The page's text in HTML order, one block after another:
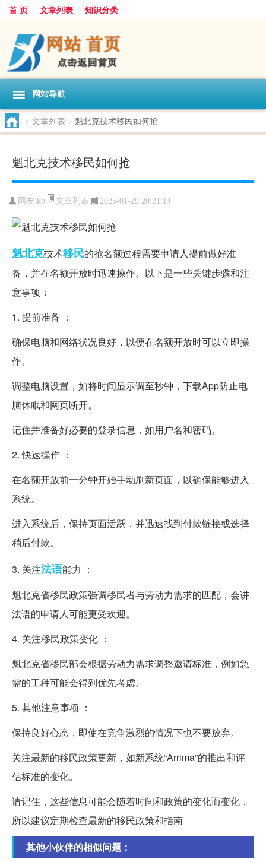
首 页 文章列表 知识分类
网站导航
> 文章列表 > 魁北克技术移民如何抢
魁北克技术移民如何抢
网友:kb 文章列表 2025-01-29 20:21:14
魁北克技术移民的抢名额过程需要申请人提前做好准
备，并在名额开放时迅速操作。以下是一些关键步骤和注
意事项：
1. 提前准备 ：
确保电脑和网络状况良好，以便在名额开放时可以立即操
作。
调整电脑设置，如将时间显示调至秒钟，下载App防止电
脑休眠和网页断开。
记住并准备好必要的登录信息，如用户名和密码。
2. 快速操作 ：
在名额开放前一分钟开始手动刷新页面，以确保能够进入
系统。
进入系统后，保持页面活跃，并迅速找到付款链接或选择
稍后付款。
3. 关注法语能力 ：
魁北克省移民政策强调移民者与劳动力需求的匹配，会讲
法语的申请人可能更受欢迎。
4. 关注移民政策变化 ：
魁北克省移民部会根据劳动力需求调整邀请标准，例如急
需的工种可能会得到优先考虑。
5. 其他注意事项 ：
保持良好心态，即使在竞争激烈的情况下也不要放弃。
关注最新的移民政策更新，如新系统“Arrima”的推出和评
估标准的变化。
请记住，这些信息可能会随着时间和政策的变化而变化，
所以建议定期检查最新的移民政策和指南
其他小伙伴的相似问题：